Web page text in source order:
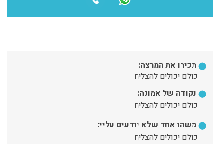
תכירו את המרצה:
כולם יכולים להצליח
נקודה של אמונה:
כולם יכולים להצליח
משהו אחד שלא יודעים עליי:
כולם יכולים להצליח